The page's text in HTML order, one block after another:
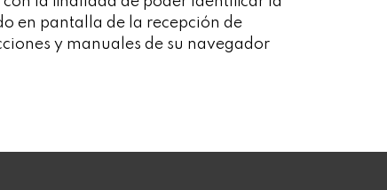
en pantalla de la recepción de
y manuales de su navegador